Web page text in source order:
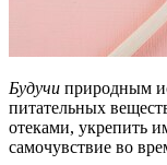
Будучи природным
питательных
отеками, укрепить
самочувствие во